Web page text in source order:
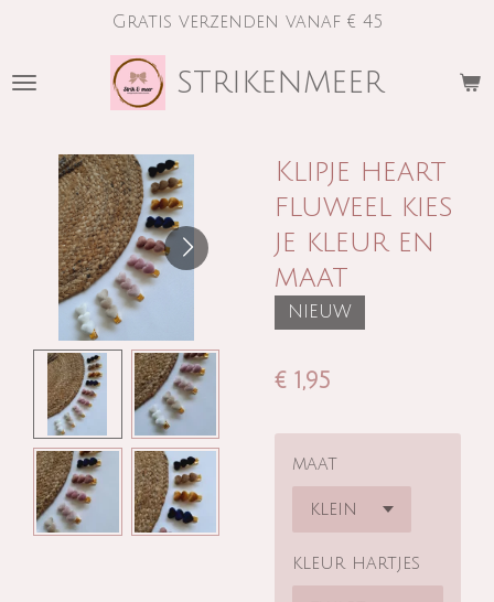
naar
strikenmeer
Gratis verzenden vanaf € 45
Klipje heart
fluweel kies
je kleur en
maat
NIEUW
€ 1,95
maat
kleur hartjes